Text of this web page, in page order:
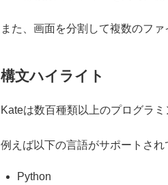
また、画面を分割して複数のフ
構文ハイライト
Kateは数百種類以上のプログラ
例えば以下の言語がサポートされ
Python